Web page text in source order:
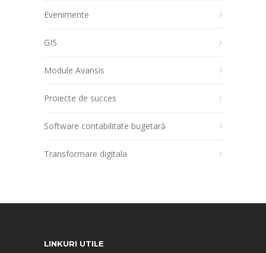
Evenimente
GIS
Module Avansis
Proiecte de succes
Software contabilitate bugetară
Transformare digitala
LINKURI UTILE